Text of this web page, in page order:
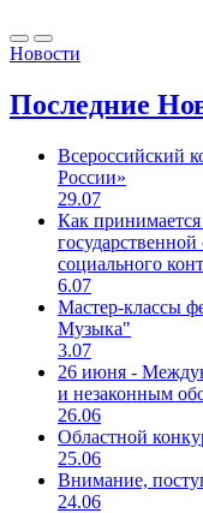
Новости
Последние
Всероссийский
России»
29.07
Как
социального
6.07
Мастер-классы
Музыка"
3.07
26 июня -
и незаконным
26.06
Областной
25.06
Внимание,
24.06